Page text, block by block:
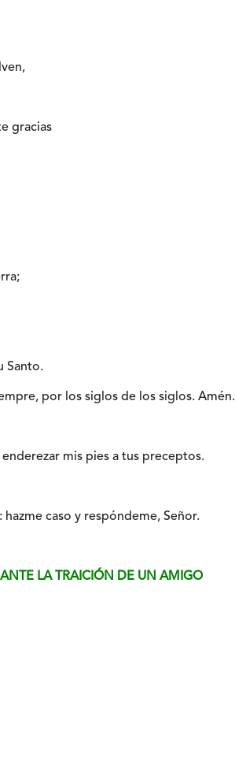
gracias
Santo.
por los siglos de los siglos. Amén.
mis pies a tus preceptos.
caso y respóndeme, Señor.
LA TRAICIÓN DE UN AMIGO